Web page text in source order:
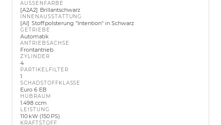
AUSSENFARBE
A2A2 Brillantschwarz
INNENAUSSTATTUNG
AI Stoffpolsterung "Intention" in Schwarz
GETRIEBE
Automatik
ANTRIEBSACHSE
Frontantrieb
ZYLINDER
4
PARTIKELFILTER
1
SCHADSTOFFKLASSE
Euro 6 EB
HUBRAUM
1.498 ccm
LEISTUNG
110 kW (150 PS)
KRAFTSTOFF